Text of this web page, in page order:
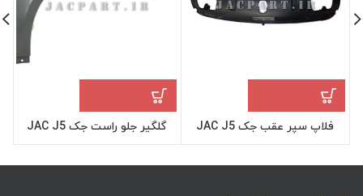
فلاپ سپر عقب جک JAC J5 گلگیر جلو راست جک JAC J5